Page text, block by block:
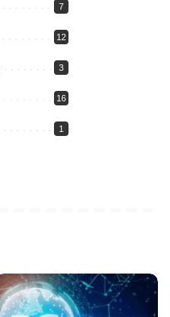
7
12
3
16
1